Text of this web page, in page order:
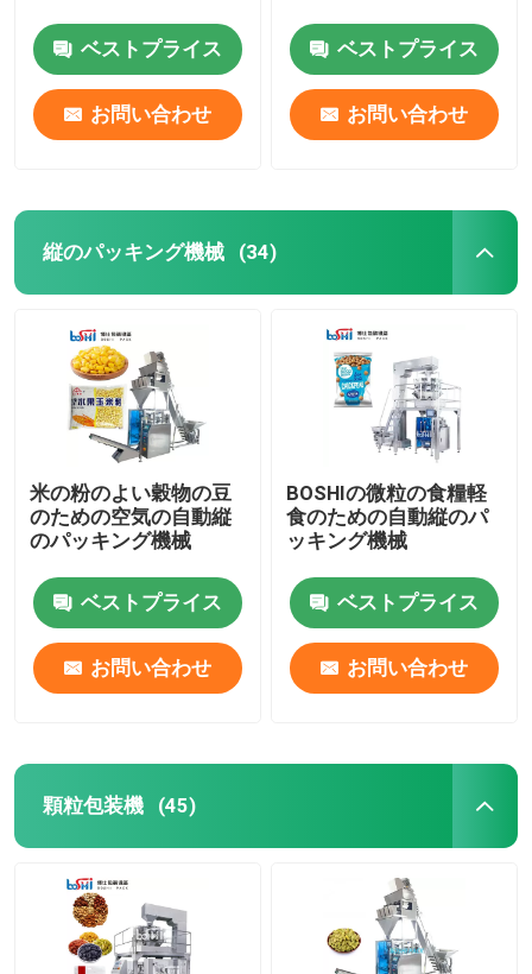
ベストプライス
お問い合わせ
ベストプライス
お問い合わせ
縦のパッキング機械 (34)
米の粉のよい穀物の豆
のための空気の自動縦
のパッキング機械
ベストプライス
お問い合わせ
BOSHIの微粒の食糧軽
食のための自動縦のパ
ッキング機械
ベストプライス
お問い合わせ
顆粒包装機 (45)